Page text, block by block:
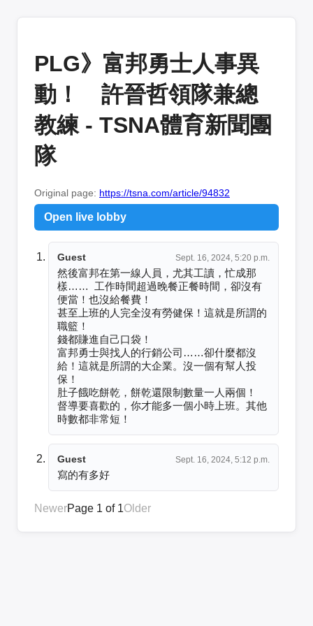
PLG》富邦勇士人事異
動！ 許晉哲領隊兼總
教練 - TSNA體育新聞團
隊
Original page: https://tsna.com/article/94832
Open live lobby
Guest Sept. 16, 2024, 5:20 p.m.
然後富邦在第一線人員，尤其工讀，忙成那
樣……  工作時間超過晚餐正餐時間，卻沒有
便當！也沒給餐費！
甚至上班的人完全沒有勞健保！這就是所謂的
職籃！
錢都賺進自己口袋！
富邦勇士與找人的行銷公司……卻什麼都沒
給！這就是所謂的大企業。沒一個有幫人投
保！
肚子餓吃餅乾，餅乾還限制數量一人兩個！
督導要喜歡的，你才能多一個小時上班。其他
時數都非常短！
Guest Sept. 16, 2024, 5:12 p.m.
寫的有多好
NewerPage 1 of 1Older